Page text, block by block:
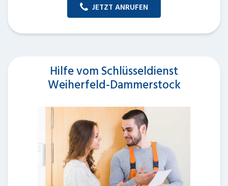
JETZT ANRUFEN
Hilfe vom Schlüsseldienst
Weiherfeld-Dammerstock